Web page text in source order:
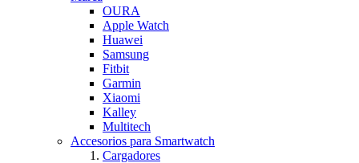
OURA
Apple Watch
Huawei
Samsung
Fitbit
Garmin
Xiaomi
Kalley
Multitech
Accesorios para Smartwatch
Cargadores